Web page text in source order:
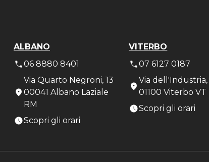
ALBANO
06 8880 8401
Via Quarto Negroni, 13
00041 Albano Laziale
RM
Scopri gli orari
VITERBO
07 6127 0187
Via dell'Industria,
01100 Viterbo VT
Scopri gli orari